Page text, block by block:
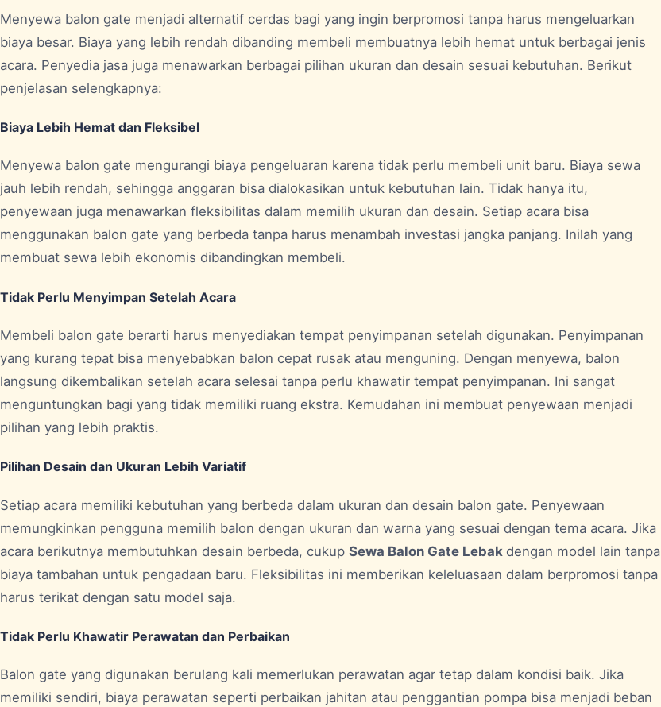
Menyewa balon gate menjadi alternatif cerdas bagi yang ingin berpromosi tanpa harus mengeluarkan
biaya besar. Biaya yang lebih rendah dibanding membeli membuatnya lebih hemat untuk berbagai jenis
acara. Penyedia jasa juga menawarkan berbagai pilihan ukuran dan desain sesuai kebutuhan. Berikut
penjelasan selengkapnya:
Biaya Lebih Hemat dan Fleksibel
Menyewa balon gate mengurangi biaya pengeluaran karena tidak perlu membeli unit baru. Biaya sewa
jauh lebih rendah, sehingga anggaran bisa dialokasikan untuk kebutuhan lain. Tidak hanya itu,
penyewaan juga menawarkan fleksibilitas dalam memilih ukuran dan desain. Setiap acara bisa
menggunakan balon gate yang berbeda tanpa harus menambah investasi jangka panjang. Inilah yang
membuat sewa lebih ekonomis dibandingkan membeli.
Tidak Perlu Menyimpan Setelah Acara
Membeli balon gate berarti harus menyediakan tempat penyimpanan setelah digunakan. Penyimpanan
yang kurang tepat bisa menyebabkan balon cepat rusak atau menguning. Dengan menyewa, balon
langsung dikembalikan setelah acara selesai tanpa perlu khawatir tempat penyimpanan. Ini sangat
menguntungkan bagi yang tidak memiliki ruang ekstra. Kemudahan ini membuat penyewaan menjadi
pilihan yang lebih praktis.
Pilihan Desain dan Ukuran Lebih Variatif
Setiap acara memiliki kebutuhan yang berbeda dalam ukuran dan desain balon gate. Penyewaan
memungkinkan pengguna memilih balon dengan ukuran dan warna yang sesuai dengan tema acara. Jika
acara berikutnya membutuhkan desain berbeda, cukup Sewa Balon Gate Lebak dengan model lain tanpa
biaya tambahan untuk pengadaan baru. Fleksibilitas ini memberikan keleluasaan dalam berpromosi tanpa
harus terikat dengan satu model saja.
Tidak Perlu Khawatir Perawatan dan Perbaikan
Balon gate yang digunakan berulang kali memerlukan perawatan agar tetap dalam kondisi baik. Jika
memiliki sendiri, biaya perawatan seperti perbaikan jahitan atau penggantian pompa bisa menjadi beban